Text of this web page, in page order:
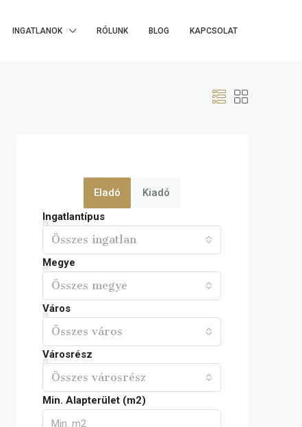
INGATLANOK RÓLUNK BLOG KAPCSOLAT
Eladó
Kiadó
Ingatlantípus
Összes ingatlan
Megye
Összes megye
Város
Összes város
Városrész
Összes városrész
Min. Alapterület (m2)